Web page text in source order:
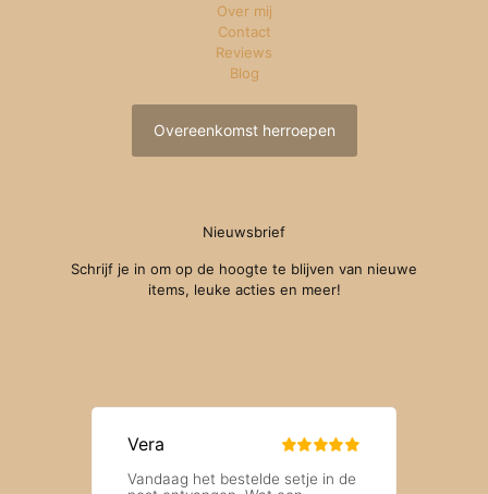
Over mij
Contact
Reviews
Blog
Overeenkomst herroepen
Nieuwsbrief
Schrijf je in om op de hoogte te blijven van nieuwe
items, leuke acties en meer!